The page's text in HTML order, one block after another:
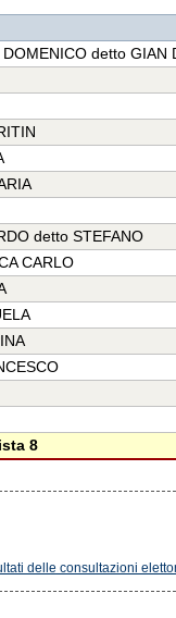
detto GIAN
detto STEFANO
CARLO
8
delle consultazioni